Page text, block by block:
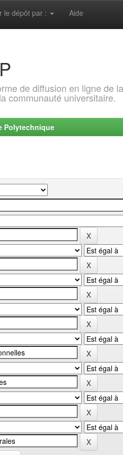
le dépôt par : Aide
de diffusion en ligne de
communauté universitaire.
Polytechnique